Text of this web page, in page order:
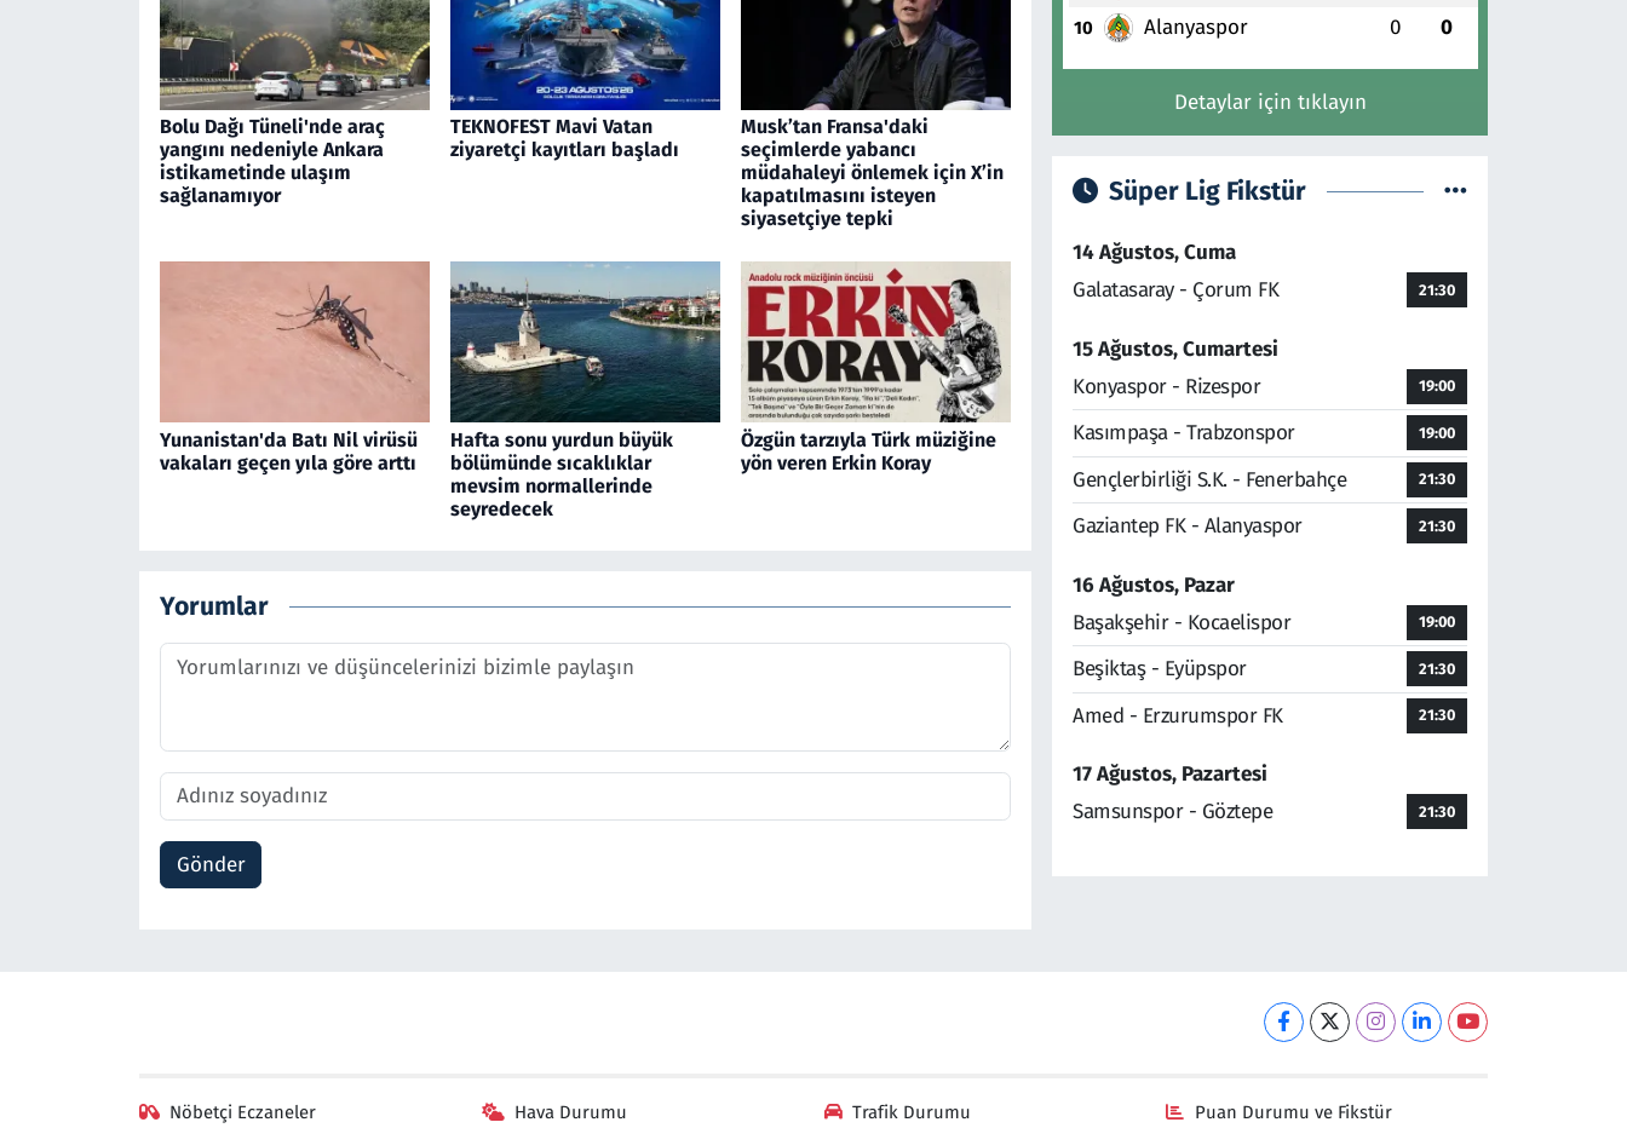
Bolu Dağı Tüneli'nde araç
yangını nedeniyle Ankara
istikametinde ulaşım
sağlanamıyor
TEKNOFEST Mavi Vatan
ziyaretçi kayıtları başladı
Musk’tan Fransa'daki
seçimlerde yabancı
müdahaleyi önlemek için X’in
kapatılmasını isteyen
siyasetçiye tepki
Yunanistan'da Batı Nil virüsü
vakaları geçen yıla göre arttı
Hafta sonu yurdun büyük
bölümünde sıcaklıklar
mevsim normallerinde
seyredecek
Özgün tarzıyla Türk müziğine
yön veren Erkin Koray
Yorumlar
Gönder
10 Alanyaspor 0 0
Detaylar için tıklayın
Süper Lig Fikstür
14 Ağustos, Cuma
Galatasaray - Çorum FK
21:30
15 Ağustos, Cumartesi
Konyaspor - Rizespor
19:00
Kasımpaşa - Trabzonspor 19:00
Gençlerbirliği S.K. - Fenerbahçe 21:30
Gaziantep FK - Alanyaspor 21:30
16 Ağustos, Pazar
Başakşehir - Kocaelispor
19:00
Beşiktaş - Eyüpspor 21:30
Amed - Erzurumspor FK 21:30
17 Ağustos, Pazartesi
Samsunspor - Göztepe
21:30
Nöbetçi Eczaneler Hava Durumu Trafik Durumu Puan Durumu ve Fikstür